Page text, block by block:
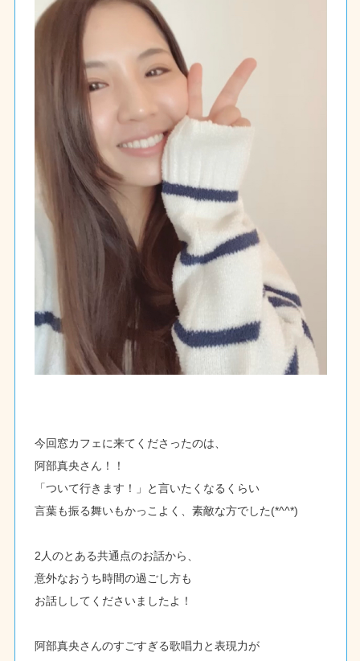
今回窓カフェに来てくださったのは、
阿部真央さん！！
「ついて行きます！」と言いたくなるくらい
言葉も振る舞いもかっこよく、素敵な方でした(*^^*)
2人のとある共通点のお話から、
意外なおうち時間の過ごし方も
お話ししてくださいましたよ！
阿部真央さんのすごすぎる歌唱力と表現力が